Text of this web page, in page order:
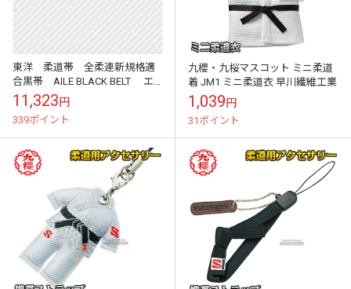
東洋 柔道帯 全柔連新規格適
合黒帯 AILE BLACK BELT エ
ールブラックベルト TMD
11,323円
339ポイント
九櫻・九桜マスコット ミニ柔道
着 JM1 ミニ柔道衣 早川繊維工業
1,039円
31ポイント